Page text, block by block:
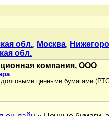
обл., Москва,
обл.
компания, ООО
долговыми ценными бумагами